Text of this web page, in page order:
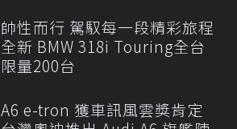
帥性而行 駕馭每一段精彩旅程
全新 BMW 318i Touring全台
限量200台
A6 e-tron 獲車訊風雲獎肯定